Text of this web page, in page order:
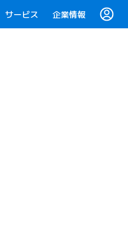
サービス 企業情報